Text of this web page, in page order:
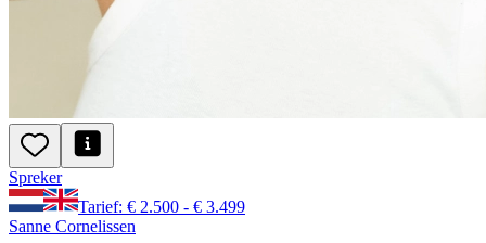
Spreker
Tarief: € 2.500 - € 3.499
Sanne Cornelissen